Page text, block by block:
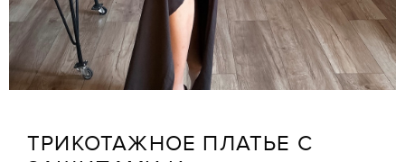
ТРИКОТАЖНОЕ ПЛАТЬЕ С